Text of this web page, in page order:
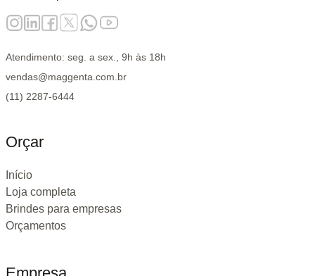
Atendimento: seg. a sex., 9h às 18h
vendas@maggenta.com.br
(11) 2287-6444
Orçar
Início
Loja completa
Brindes para empresas
Orçamentos